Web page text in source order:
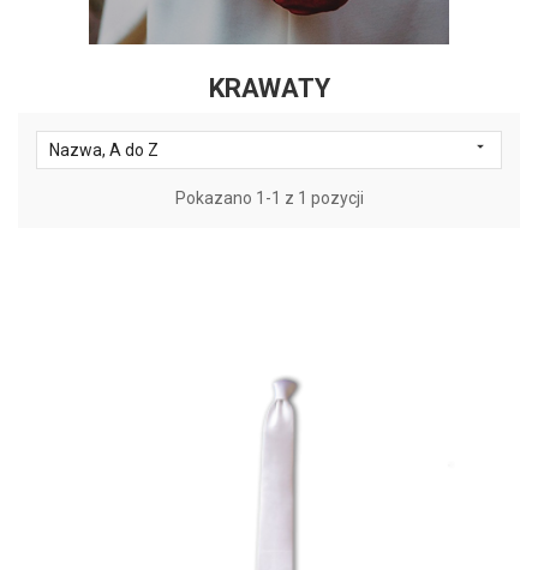
KRAWATY
Nazwa, A do Z 
Pokazano 1-1 z 1 pozycji